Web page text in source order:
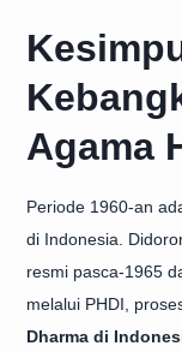
Agama
Periode 1960-an
di Indonesia.
resmi pasca-1965
melalui PHDI,
Dharma di